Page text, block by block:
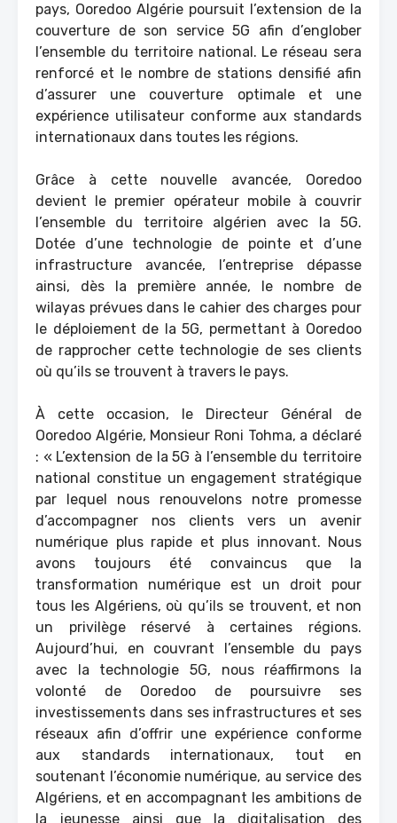
pays, Ooredoo Algérie poursuit l’extension de la
couverture de son service 5G afin d’englober
l’ensemble du territoire national. Le réseau sera
renforcé et le nombre de stations densifié afin
d’assurer une couverture optimale et une
expérience utilisateur conforme aux standards
internationaux dans toutes les régions.
Grâce à cette nouvelle avancée, Ooredoo
devient le premier opérateur mobile à couvrir
l’ensemble du territoire algérien avec la 5G.
Dotée d’une technologie de pointe et d’une
infrastructure avancée, l’entreprise dépasse
ainsi, dès la première année, le nombre de
wilayas prévues dans le cahier des charges pour
le déploiement de la 5G, permettant à Ooredoo
de rapprocher cette technologie de ses clients
où qu’ils se trouvent à travers le pays.
À cette occasion, le Directeur Général de
Ooredoo Algérie, Monsieur Roni Tohma, a déclaré
: « L’extension de la 5G à l’ensemble du territoire
national constitue un engagement stratégique
par lequel nous renouvelons notre promesse
d’accompagner nos clients vers un avenir
numérique plus rapide et plus innovant. Nous
avons toujours été convaincus que la
transformation numérique est un droit pour
tous les Algériens, où qu’ils se trouvent, et non
un privilège réservé à certaines régions.
Aujourd’hui, en couvrant l’ensemble du pays
avec la technologie 5G, nous réaffirmons la
volonté de Ooredoo de poursuivre ses
investissements dans ses infrastructures et ses
réseaux afin d’offrir une expérience conforme
aux standards internationaux, tout en
soutenant l’économie numérique, au service des
Algériens, et en accompagnant les ambitions de
la jeunesse ainsi que la digitalisation des